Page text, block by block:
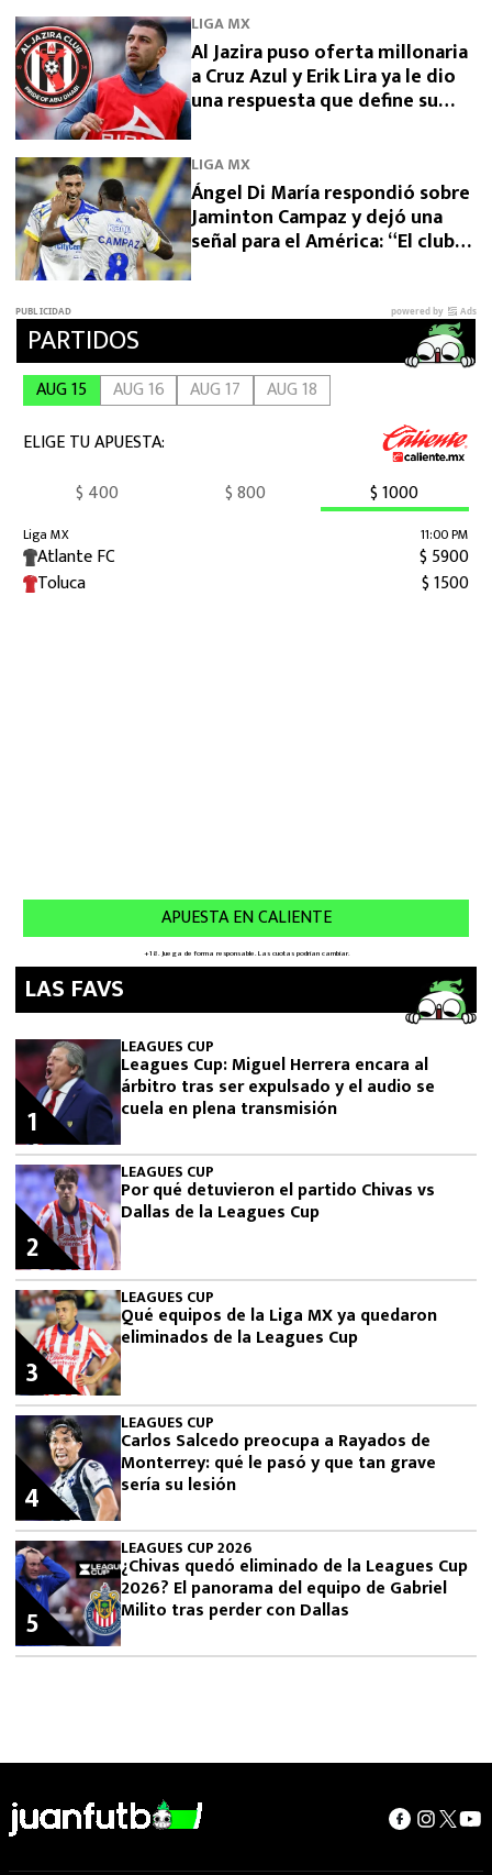
LIGA MX
Al Jazira puso oferta millonaria
a Cruz Azul y Erik Lira ya le dio
una respuesta que define su
LIGA MX
Ángel Di María respondió sobre
Jaminton Campaz y dejó una
señal para el América: “El club
LAS FAVS
LEAGUES CUP
Leagues Cup: Miguel Herrera encara al
árbitro tras ser expulsado y el audio se
cuela en plena transmisión
1
LEAGUES CUP
Por qué detuvieron el partido Chivas vs
Dallas de la Leagues Cup
2
LEAGUES CUP
Qué equipos de la Liga MX ya quedaron
eliminados de la Leagues Cup
3
LEAGUES CUP
Carlos Salcedo preocupa a Rayados de
Monterrey: qué le pasó y que tan grave
sería su lesión
4
LEAGUES CUP 2026
¿Chivas quedó eliminado de la Leagues Cup
2026? El panorama del equipo de Gabriel
Milito tras perder con Dallas
5